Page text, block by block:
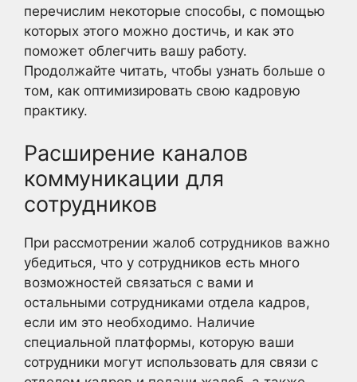
перечислим некоторые способы, с помощью
которых этого можно достичь, и как это
поможет облегчить вашу работу.
Продолжайте читать, чтобы узнать больше о
том, как оптимизировать свою кадровую
практику.
Расширение каналов
коммуникации для
сотрудников
При рассмотрении жалоб сотрудников важно
убедиться, что у сотрудников есть много
возможностей связаться с вами и
остальными сотрудниками отдела кадров,
если им это необходимо. Наличие
специальной платформы, которую ваши
сотрудники могут использовать для связи с